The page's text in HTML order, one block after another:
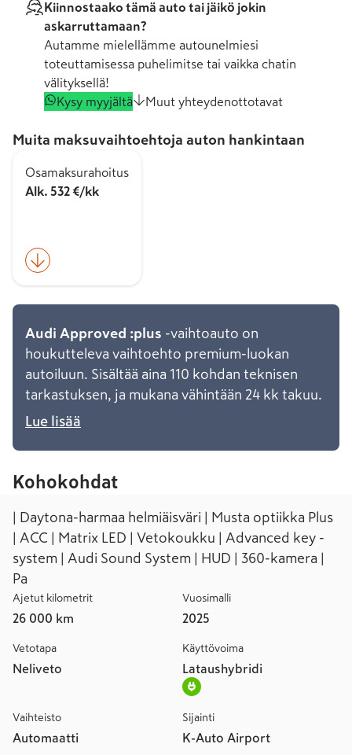
Kiinnostaako tämä auto tai jäikö jokin
askarruttamaan?
Autamme mielellämme autounelmiesi
toteuttamisessa puhelimitse tai vaikka chatin
välityksellä!
Kysy myyjältä
Muut yhteydenottotavat
Muita maksuvaihtoehtoja auton hankintaan
Osamaksurahoitus
Alk. 532 €/kk
Audi Approved :plus -vaihtoauto on
houkutteleva vaihtoehto premium-luokan
autoiluun. Sisältää aina 110 kohdan teknisen
tarkastuksen, ja mukana vähintään 24 kk takuu.
Lue lisää
Kohokohdat
| Daytona-harmaa helmiäisväri | Musta optiikka Plus
| ACC | Matrix LED | Vetokoukku | Advanced key -
system | Audi Sound System | HUD | 360-kamera |
Pa
Ajetut kilometrit
26 000 km
Vuosimalli
2025
Vetotapa
Neliveto
Käyttövoima
Lataushybridi
Vaihteisto
Automaatti
Sijainti
K-Auto Airport